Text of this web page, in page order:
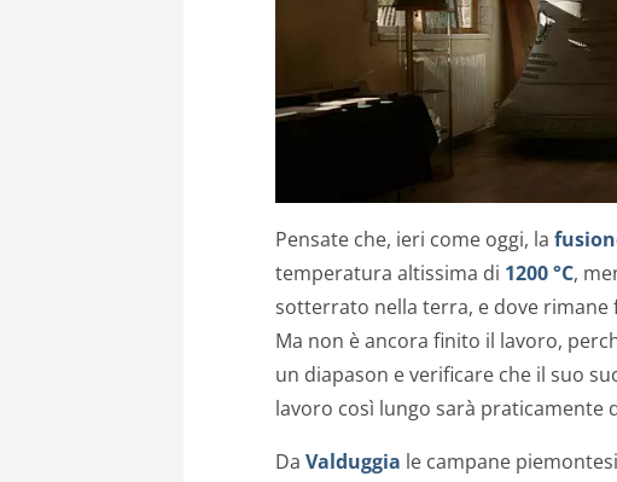
Pensate che, ieri come oggi, la
temperatura altissima di 1200 °C,
sotterrato nella terra, e dove
Ma non è ancora finito il lavoro,
un diapason e verificare che il suo
lavoro così lungo sarà praticamente
Da Valduggia le campane